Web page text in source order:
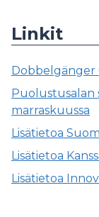
Linkit
Dobbelgänger
Puolustusalan
marraskuussa
Lisätietoa
Lisätietoa
Lisätietoa